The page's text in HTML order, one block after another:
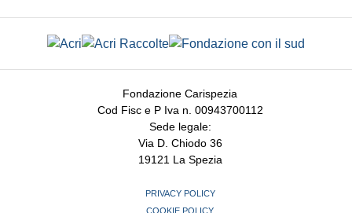
Fondazione Carispezia
Cod Fisc e P Iva n. 00943700112
Sede legale:
Via D. Chiodo 36
19121 La Spezia
PRIVACY POLICY
COOKIE POLICY